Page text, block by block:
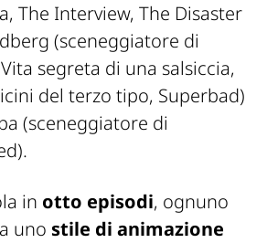
The Interview, The Disaster
(sceneggiatore di
segreta di una salsiccia,
del terzo tipo, Superbad)
(sceneggiatore di
in otto episodi, ognuno
uno stile di animazione